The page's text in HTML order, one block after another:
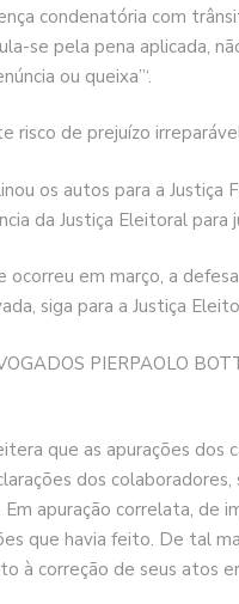
condenatória com
se pela pena aplicada,
ou queixa”‘.
risco de prejuízo
os autos para a Justiça
da Justiça Eleitoral para
em março, a
siga para a Justiça
PIERPAOLO
que as apurações dos
dos
apuração correlata, de
que havia feito. De tal
à correção de seus atos